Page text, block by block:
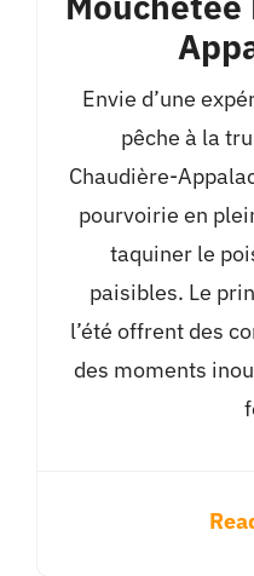
Envie d’une
pêche à la
Chaudière-
pourvoirie en
taquiner le
paisibles. Le
l’été offrent des
des moments